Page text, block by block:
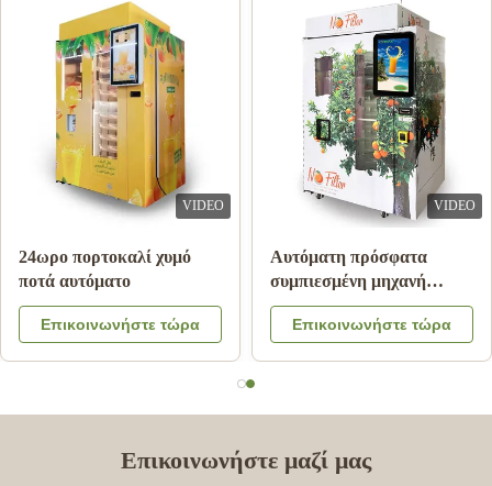
VIDEO
πώλησης χυμού
πληρωμής
με το
ψύξης
τώρα
VIDEO
24ωρο πορτοκαλί χυμό
ποτά αυτόματο
Επικοινωνήστε τώρα
Επικοινωνήστε μαζί μας